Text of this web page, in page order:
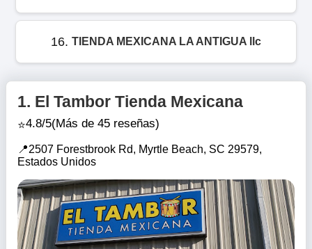
16. TIENDA MEXICANA LA ANTIGUA llc
1. El Tambor Tienda Mexicana
4.8/5(Más de 45 reseñas)
2507 Forestbrook Rd, Myrtle Beach, SC 29579,
Estados Unidos